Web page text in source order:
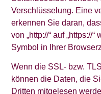
Verschlüsselung. Eine
erkennen Sie daran,
von „http://“ auf „https://
Symbol in Ihrer
Wenn die SSL- bzw.
können die Daten, die
Dritten mitgelesen